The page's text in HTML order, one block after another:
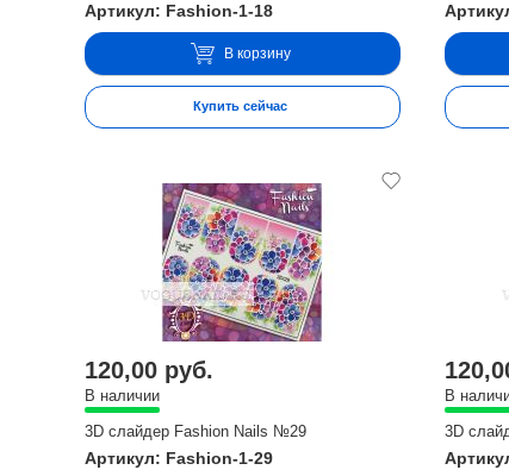
Артикул: Fashion-1-18
В корзину
Купить сейчас
120,00 руб.
В наличии
3D слайдер Fashion Nails №29
Артикул: Fashion-1-29
В
3D